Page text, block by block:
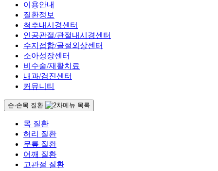
이용안내
질환정보
척추내시경센터
인공관절/관절내시경센터
수지접합/골절외상센터
소아성장센터
비수술/재활치료
내과/검진센터
커뮤니티
손·손목 질환
목 질환
허리 질환
무릎 질환
어깨 질환
고관절 질환